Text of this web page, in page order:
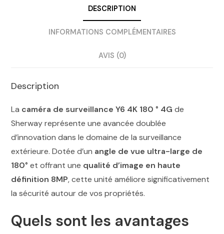
DESCRIPTION
INFORMATIONS COMPLÉMENTAIRES
AVIS (0)
Description
La caméra de surveillance Y6 4K 180 ° 4G de
Sherway représente une avancée doublée
d’innovation dans le domaine de la surveillance
extérieure. Dotée d’un angle de vue ultra-large de
180° et offrant une qualité d’image en haute
définition 8MP, cette unité améliore significativement
la sécurité autour de vos propriétés.
Quels sont les avantages